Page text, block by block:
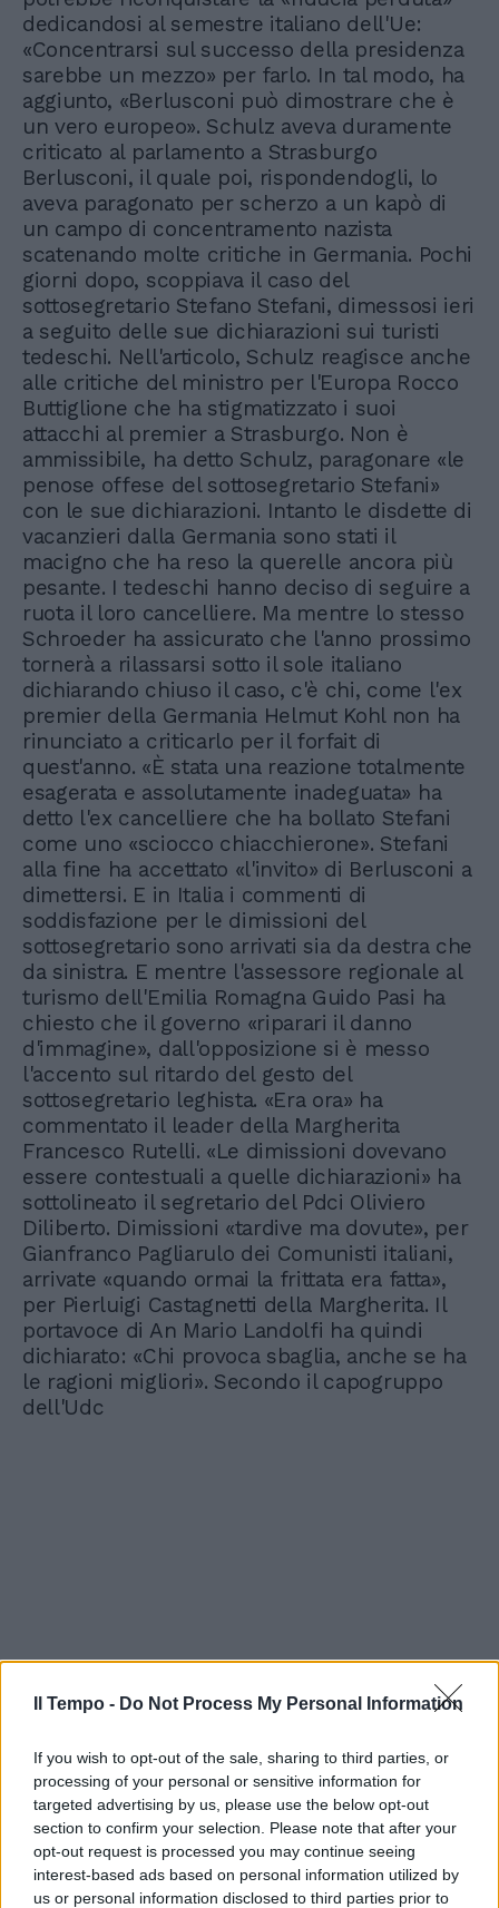
Il Tempo - Do Not Process My Personal Information
If you wish to opt-out of the sale, sharing to third parties, or
processing of your personal or sensitive information for
targeted advertising by us, please use the below opt-out
section to confirm your selection. Please note that after your
opt-out request is processed you may continue seeing
interest-based ads based on personal information utilized by
us or personal information disclosed to third parties prior to
dedicandosi al semestre italiano dell'Ue:
«Concentrarsi sul successo della presidenza
sarebbe un mezzo» per farlo. In tal modo, ha
aggiunto, «Berlusconi può dimostrare che è
un vero europeo». Schulz aveva duramente
criticato al parlamento a Strasburgo
Berlusconi, il quale poi, rispondendogli, lo
aveva paragonato per scherzo a un kapò di
un campo di concentramento nazista
scatenando molte critiche in Germania. Pochi
giorni dopo, scoppiava il caso del
sottosegretario Stefano Stefani, dimessosi ieri
a seguito delle sue dichiarazioni sui turisti
tedeschi. Nell'articolo, Schulz reagisce anche
alle critiche del ministro per l'Europa Rocco
Buttiglione che ha stigmatizzato i suoi
attacchi al premier a Strasburgo. Non è
ammissibile, ha detto Schulz, paragonare «le
penose offese del sottosegretario Stefani»
con le sue dichiarazioni. Intanto le disdette di
vacanzieri dalla Germania sono stati il
macigno che ha reso la querelle ancora più
pesante. I tedeschi hanno deciso di seguire a
ruota il loro cancelliere. Ma mentre lo stesso
Schroeder ha assicurato che l'anno prossimo
tornerà a rilassarsi sotto il sole italiano
dichiarando chiuso il caso, c'è chi, come l'ex
premier della Germania Helmut Kohl non ha
rinunciato a criticarlo per il forfait di
quest'anno. «È stata una reazione totalmente
esagerata e assolutamente inadeguata» ha
detto l'ex cancelliere che ha bollato Stefani
come uno «sciocco chiacchierone». Stefani
alla fine ha accettato «l'invito» di Berlusconi a
dimettersi. E in Italia i commenti di
soddisfazione per le dimissioni del
sottosegretario sono arrivati sia da destra che
da sinistra. E mentre l'assessore regionale al
turismo dell'Emilia Romagna Guido Pasi ha
chiesto che il governo «riparari il danno
d'immagine», dall'opposizione si è messo
l'accento sul ritardo del gesto del
sottosegretario leghista. «Era ora» ha
commentato il leader della Margherita
Francesco Rutelli. «Le dimissioni dovevano
essere contestuali a quelle dichiarazioni» ha
sottolineato il segretario del Pdci Oliviero
Diliberto. Dimissioni «tardive ma dovute», per
Gianfranco Pagliarulo dei Comunisti italiani,
arrivate «quando ormai la frittata era fatta»,
per Pierluigi Castagnetti della Margherita. Il
portavoce di An Mario Landolfi ha quindi
dichiarato: «Chi provoca sbaglia, anche se ha
le ragioni migliori». Secondo il capogruppo
dell'Udc